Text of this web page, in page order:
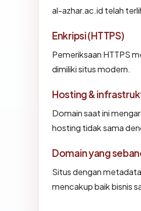
al-azhar.ac.id telah
Enkripsi (HTTPS)
Pemeriksaan HTTPS
dimiliki situs modern.
Hosting &
Domain saat ini
hosting tidak sama
Domain yang
Situs dengan
mencakup baik bisnis